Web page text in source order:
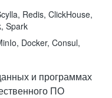
Redis, ClickHouse,
Spark
Docker, Consul,
и программах
ПО